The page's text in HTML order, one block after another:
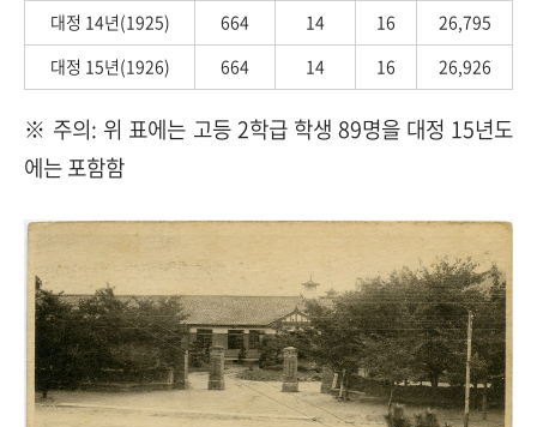
대정 14년(1925)
664 14 16
26,795
대정 15년(1926)
664 14 16 26,926
※ 주의: 위 표에는 고등 2학급 학생 89명을 대정 15년도
에는 포함함